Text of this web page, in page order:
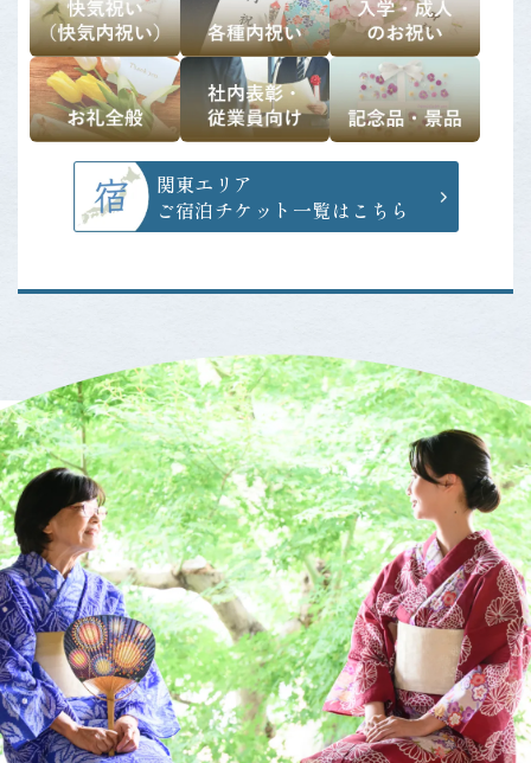
関東エリア
ご宿泊チケット一覧はこちら